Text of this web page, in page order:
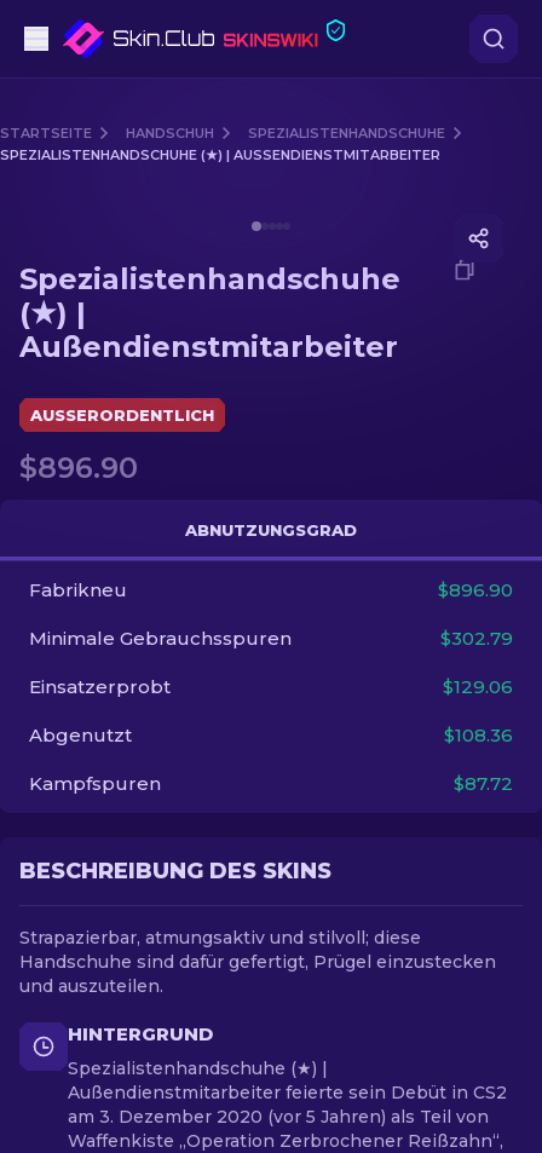
Mittelklasse
Scharfschützengewehr
Messer
Handschuh
Kisten
DE
STARTSEITE HANDSCHUH
SPEZIALISTENHANDSCHUHE
SPEZIALISTENHANDSCHUHE (★) | AUSSENDIENSTMITARBEITER
Spezialistenhandschuhe
(★) |
Außendienstmitarbeiter
AUSSERORDENTLICH
$896.90
ABNUTZUNGSGRAD
Fabrikneu $896.90
Minimale Gebrauchsspuren $302.79
Einsatzerprobt $129.06
Abgenutzt $108.36
Kampfspuren $87.72
BESCHREIBUNG DES SKINS
Strapazierbar, atmungsaktiv und stilvoll; diese
Handschuhe sind dafür gefertigt, Prügel einzustecken
und auszuteilen.
HINTERGRUND
Spezialistenhandschuhe (★) |
Außendienstmitarbeiter feierte sein Debüt in CS2
am 3. Dezember 2020 (vor 5 Jahren) als Teil von
Waffenkiste „Operation Zerbrochener Reißzahn“,